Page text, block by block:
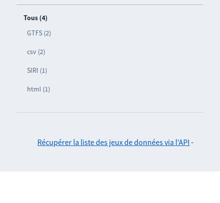
Tous (4)
GTFS (2)
csv (2)
SIRI (1)
html (1)
Récupérer la liste des jeux de données via l'API -